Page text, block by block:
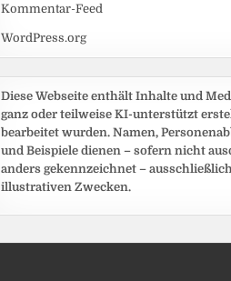
Kommentar-Feed
WordPress.org
Diese Webseite enthält Inhalte und
ganz oder teilweise KI-unterstützt
bearbeitet wurden. Namen,
und Beispiele dienen – sofern nicht
anders gekennzeichnet – ausschließlich
illustrativen Zwecken.